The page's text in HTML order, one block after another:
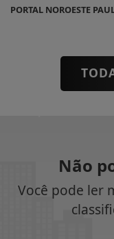
PORTAL NOROESTE
Não
Você pode ler